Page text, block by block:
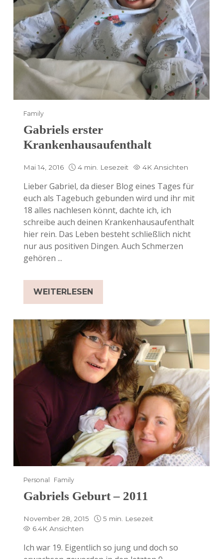
Family
Gabriels erster
Krankenhausaufenthalt
Mai 14, 2016 4 min. Lesezeit 4K Ansichten
Lieber Gabriel, da dieser Blog eines Tages für
euch als Tagebuch gebunden wird und ihr mit
18 alles nachlesen könnt, dachte ich, ich
schreibe auch deinen Krankenhausaufenthalt
hier rein. Das Leben besteht schließlich nicht
nur aus positiven Dingen. Auch Schmerzen
gehören ...
WEITERLESEN
Personal Family
Gabriels Geburt – 2011
November 28, 2015
5 min. Lesezeit
6.4K Ansichten
Ich war 19. Eigentlich so jung und doch so